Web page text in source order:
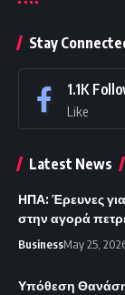
Stay
1.1K
Like
Latest News
ΗΠΑ: Έρευνες
στην αγορά
BusinessMay 25,
Υπόθεση